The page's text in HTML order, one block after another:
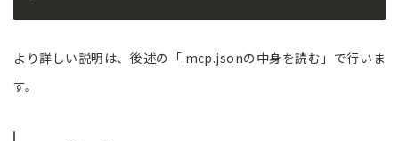
より詳しい説明は、後述の「.mcp.jsonの中身を読む」で行いま
す。